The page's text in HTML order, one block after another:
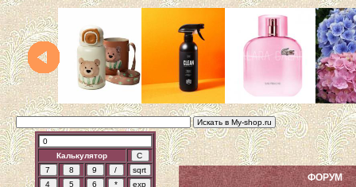
Калькулятор
ФОРУМ